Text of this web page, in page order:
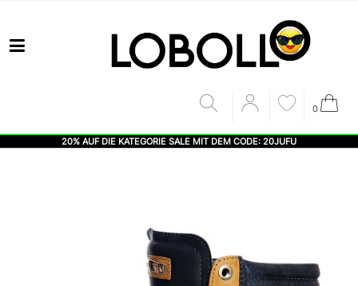
0
20% AUF DIE KATEGORIE SALE MIT DEM CODE: 20JUFU